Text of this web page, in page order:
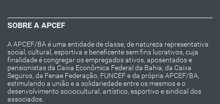
SOBRE A APCEF
A APCEF/BA é uma entidade de classe, de natureza representativa
social, cultural, esportiva e beneficente sem fins lucrativos, cuja
finalidade é congregar os empregados ativos, aposentados e
pensionistas da Caixa Econômica Federal da Bahia, da Caixa
Seguros, da Fenae Federação, FUNCEF e da própria APCEF/BA,
estimulando a união e a solidariedade entre os mesmos e o
desenvolvimento sociocultural, artístico, esportivo e sindical dos
associados.